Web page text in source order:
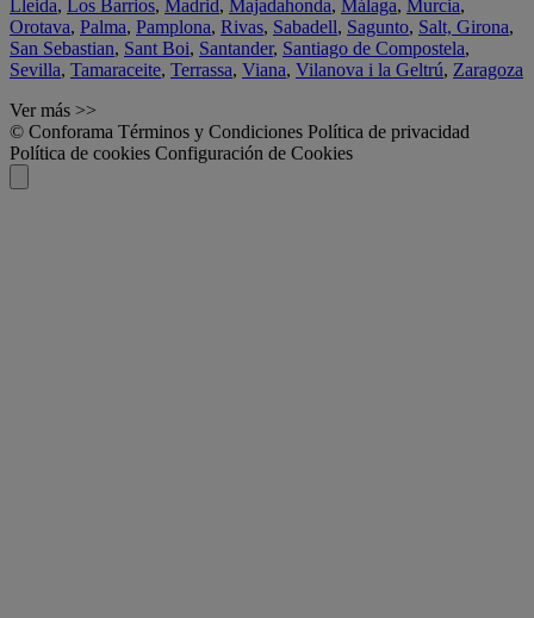
Lleida, Los Barrios, Madrid, Majadahonda, Málaga, Murcia,
Orotava, Palma, Pamplona, Rivas, Sabadell, Sagunto, Salt, Girona,
San Sebastian, Sant Boi, Santander, Santiago de Compostela,
Sevilla, Tamaraceite, Terrassa, Viana, Vilanova i la Geltrú, Zaragoza
Ver más >>
© Conforama Términos y Condiciones Política de privacidad
Política de cookies Configuración de Cookies